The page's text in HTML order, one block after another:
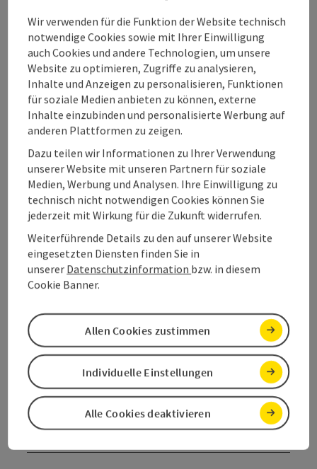
Treffpunkt: Wachtbergstraße 28
Dauer 3 Stunden
Kontakt
Veranstaltungstermin/e
Veranstaltungsort
Preise
Eignung
Barrierefreiheit
Wir verwenden für die Funktion der Website technisch
notwendige Cookies sowie mit Ihrer Einwilligung
auch Cookies und andere Technologien, um unsere
Website zu optimieren, Zugriffe zu analysieren,
Inhalte und Anzeigen zu personalisieren, Funktionen
für soziale Medien anbieten zu können, externe
Inhalte einzubinden und personalisierte Werbung auf
anderen Plattformen zu zeigen.
Dazu teilen wir Informationen zu Ihrer Verwendung
unserer Website mit unseren Partnern für soziale
Medien, Werbung und Analysen. Ihre Einwilligung zu
technisch nicht notwendigen Cookies können Sie
jederzeit mit Wirkung für die Zukunft widerrufen.
Weiterführende Details zu den auf unserer Website
eingesetzten Diensten finden Sie in
unserer Datenschutzinformation bzw. in diesem
Cookie Banner.
Alle Cookies deaktivieren
Individuelle Einstellungen
Allen Cookies zustimmen